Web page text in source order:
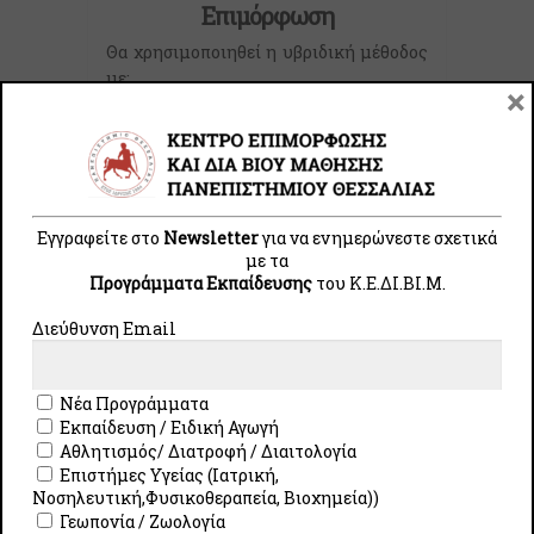
Επιμόρφωση
Θα χρησιμοποιηθεί η υβριδική μέθοδος
με:
σύγχρονων και ασύγχρονων
διαλέξεων
Δια ζώσης μαθήματα
Εγγραφές
Μπορείτε να υποβάλετε την αίτησή σας
περιορισμένος αριθμός θέσεων. Στην
περίπτωση που οι θέσεις καλυφθούν
νωρίτερα, η πλατφόρμα των αιτήσεων
θα κλείσει πριν την προκαθορισμένη
καταληκτική ημερομηνία των
Εγγραφείτε στο Newsletterγια να ενημερώνεστε σχετικά
με τα
Προγράμματα Εκπαίδευσηςτου Κ.E.ΔI.ΒI.Μ.
Διεύθυνση Email
Νέα Προγράμματα
Εκπαίδευση / Ειδική Αγωγή
Αθλητισμός/ Διατροφή / Διαιτολογία
Επιστήμες Υγείας (Ιατρική,
Νοσηλευτική,Φυσικοθεραπεία, Βιοχημεία))
Γεωπονία / Ζωολογία
×